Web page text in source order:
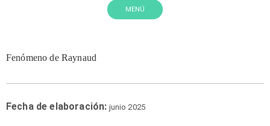
MENÚ
Fenómeno de Raynaud
Fecha de elaboración: junio 2025